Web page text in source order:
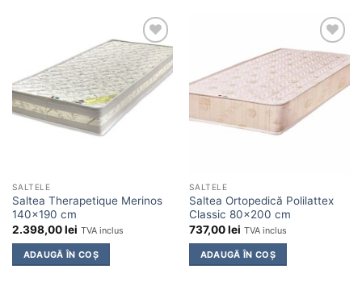
Adaugă
în
wishlist
SALTELE
Saltea Therapetique Merinos
140×190 cm
2.398,00lei TVA inclus
ADAUGĂ ÎN COȘ
Adaugă
în
wishlist
SALTELE
Saltea Ortopedică Polilattex
Classic 80×200 cm
737,00lei TVA inclus
ADAUGĂ ÎN COȘ